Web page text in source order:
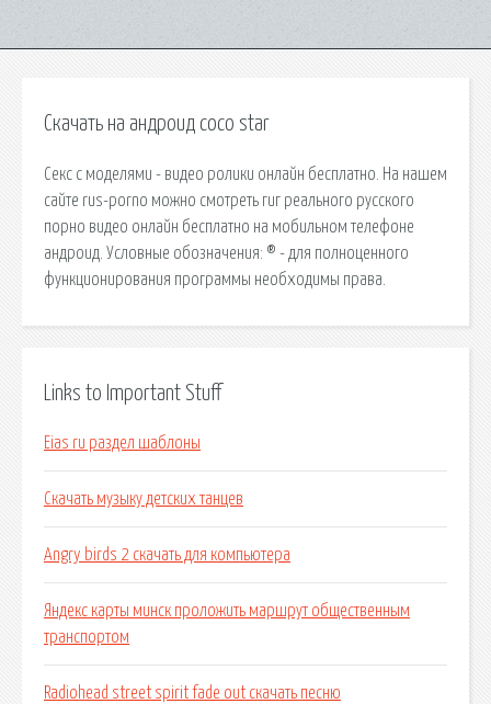
Скачать на андроид coco star
Секс с моделями - видео ролики онлайн бесплатно. На нашем
сайте rus-porno можно смотреть гиг реального русского
порно видео онлайн бесплатно на мобильном телефоне
андроид. Условные обозначения: ® - для полноценного
функционирования программы необходимы права.
Links to Important Stuff
Eias ru раздел шаблоны
Скачать музыку детских танцев
Angry birds 2 скачать для компьютера
Яндекс карты минск проложить маршрут общественным
транспортом
Radiohead street spirit fade out скачать песню